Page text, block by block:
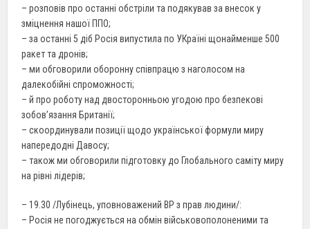
– розповів про останні обстріли та подякував за внесок у
зміцнення нашої ППО;
– за останні 5 діб Росія випустила по УКраїні щонайменше 500
ракет та дронів;
– ми обговорили оборонну співпрацю з наголосом на
далекобійні спроможності;
– й про роботу над двосторонньою угодою про безпекові
зобов’язання Британії;
– скоординували позиції щодо української формули миру
напередодні Давосу;
– також ми обговорили підготовку до Глобального саміту миру
на рівні лідерів;
– 19.30 /Лубінець, уповноважений ВР з прав людини/:
– Росія не погоджується на обмін військовополоненими та